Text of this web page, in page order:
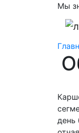
Мы
день